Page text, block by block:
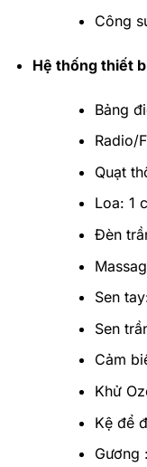
Công
Hệ thống thiết
Bảng
Radio/
Quạt
Loa: 1
Đèn
Sen
Sen
Cảm
Khử
Kệ để
Gương